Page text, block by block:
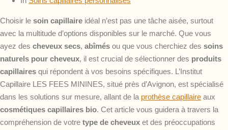
Choisir le soin capillaire idéal n’est pas une tâche aisée, surtout
avec la multitude d’options disponibles sur le marché. Que vous
ayez des cheveux secs, abîmés ou que vous cherchiez des soins
naturels pour cheveux, il est crucial de sélectionner des produits
capillaires qui répondent à vos besoins spécifiques. L’Institut
Capillaire LES FEES MININES, situé près d’Avignon, est spécialisé
dans les solutions sur mesure, allant de la prothèse capillaire aux
cosmétiques capillaires bio. Cet article vous guidera à travers la
compréhension de votre type de cheveux et des préoccupations